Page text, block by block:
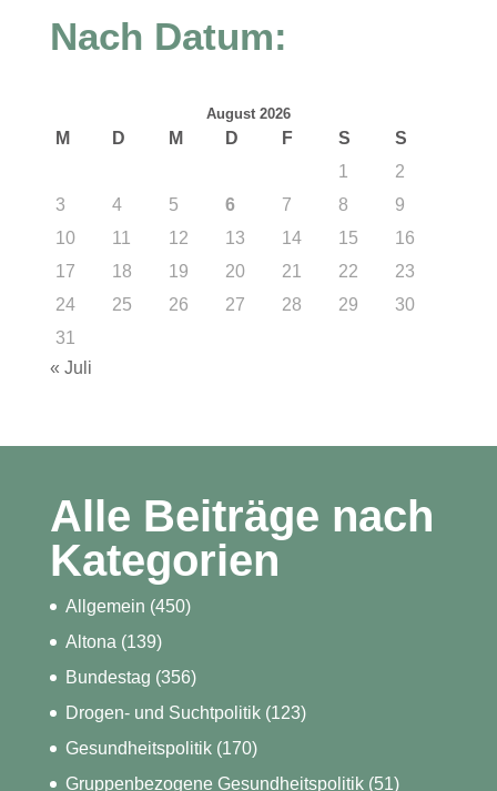
Nach Datum:
August 2026
M D M D F S
S
1
2
3
4 5 6 7 8
9
10
11 12 13 14 15
16
17
18 19 20 21 22
23
24
25 26 27 28 29
30
31
« Juli
Alle Beiträge nach
Kategorien
Allgemein (450)
Altona (139)
Bundestag (356)
Drogen- und Suchtpolitik(123)
Gesundheitspolitik(170)
Gruppenbezogene Gesundheitspolitik(51)